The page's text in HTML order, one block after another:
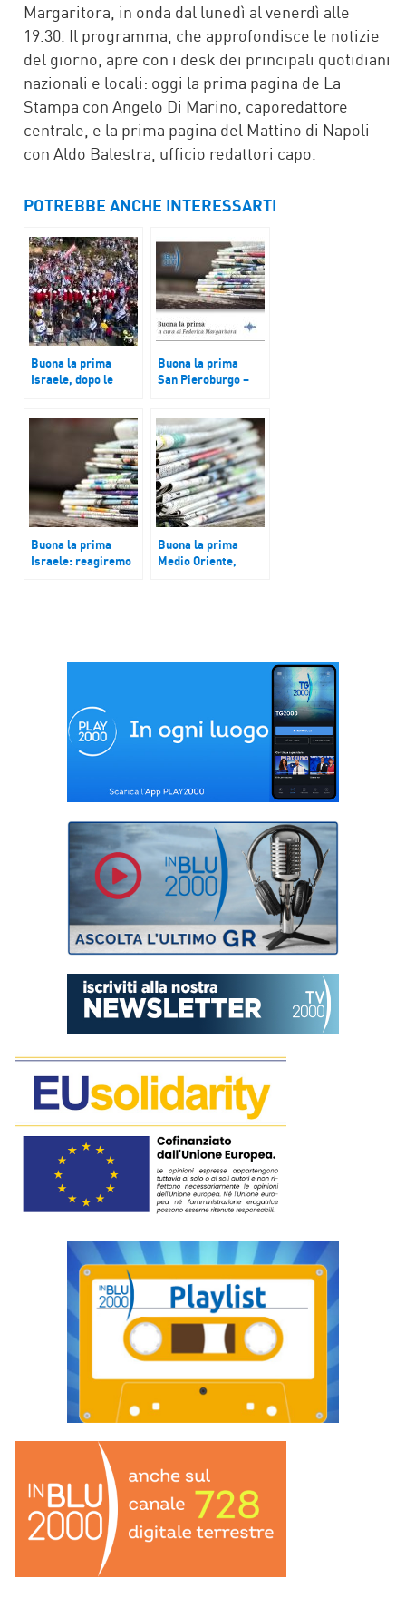
Margaritora, in onda dal lunedì al venerdì alle
19.30. Il programma, che approfondisce le notizie
del giorno, apre con i desk dei principali quotidiani
nazionali e locali: oggi la prima pagina de La
Stampa con Angelo Di Marino, caporedattore
centrale, e la prima pagina del Mattino di Napoli
con Aldo Balestra, ufficio redattori capo.
POTREBBE ANCHE INTERESSARTI
Buona la prima
Israele, dopo le
Buona la prima
San Pieroburgo –
dell’attentato al
blogger Tatarsky.
Buona la prima
Israele: reagiremo
Buona la prima
Medio Oriente,